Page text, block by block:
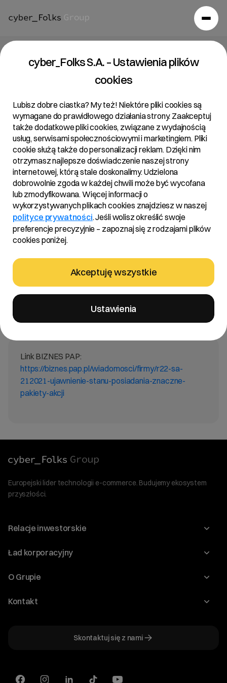
Raport bieżący 21/2021
Temat:
Ujawnienie stanu posiadania – znaczne pakiety akcji
Podstawa prawna:
Art. 70 pkt 1 Ustawy o ofercie – nabycie lub zbycie
znacznego pakietu akcji
Treść:
Zarząd R22 spółka akcyjna „Spółka” informuje, iż w
dniu 1 października 2021 roku wpłynęło do Spółki
Funduszy Inwestycyjnych S.A. z siedzibą w Poznaniu,
które Spółka przekazuje w załączeniu do niniejszego
Link BIZNES PAP:
https://biznes.pap.pl/wiadomosci/firmy/r22-sa-
212021-ujawnienie-stanu-posiadania-znaczne-
pakiety-akcji
Europejski lider technologii e-commerce. Budujemy ekosystem
przyszłości.
Relacje inwestorskie
Raporty
Ład korporacyjny
Walne Zgromadzenia
O Grupie
O Spółce
Kontakt
Skontaktuj się z nami
cyber_Folks S.A. – Ustawienia plików
cookies
Lubisz dobre ciastka? My też! Niektóre pliki cookies są
wymagane do prawidłowego działania strony. Zaakceptuj
także dodatkowe pliki cookies, związane z wydajnością
usług, serwisami społecznościowymi i marketingiem. Pliki
cookie służą także do personalizacji reklam. Dzięki nim
otrzymasz najlepsze doświadczenie naszej strony
internetowej, którą stale doskonalimy. Udzielona
dobrowolnie zgoda w każdej chwili może być wycofana
lub zmodyfikowana. Więcej informacji o
wykorzystywanych plikach cookies znajdziesz w naszej
polityce prywatności. Jeśli wolisz określić swoje
preferencje precyzyjnie – zapoznaj się z rodzajami plików
cookies poniżej.
Akceptuję wszystkie
Ustawienia